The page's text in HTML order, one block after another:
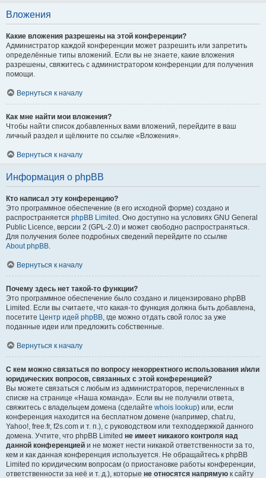
Вложения
Какие вложения разрешены на этой конференции?
Администратор каждой конференции может разрешить или запретить
определённые типы вложений. Если вы не знаете, какие вложения
разрешены, свяжитесь с администратором конференции для получения
помощи.
Вернуться к началу
Как мне найти мои вложения?
Чтобы найти список добавленных вами вложений, перейдите в ваш
личный раздел и щёлкните по ссылке «Вложения».
Вернуться к началу
Информация о phpBB
Кто написал эту конференцию?
Это программное обеспечение (в его исходной форме) создано и
распространяется phpBB Limited . Оно доступно на условиях GNU General
Public Licence, версии 2 (GPL-2.0) и может свободно распространяться.
Для получения более подробных сведений перейдите по ссылке
About phpBB.
Вернуться к началу
Почему здесь нет такой-то функции?
Это программное обеспечение было создано и лицензировано phpBB
Limited. Если вы считаете, что какая-то функция должна быть добавлена,
посетите Центр идей phpBB, где можно отдать свой голос за уже
поданные идеи или предложить собственные.
Вернуться к началу
С кем можно связаться по вопросу некорректного использования и/или
юридических вопросов, связанных с этой конференцией?
Вы можете связаться с любым из администраторов, перечисленных в
списке на странице «Наша команда». Если вы не получили ответа,
свяжитесь с владельцем домена (сделайте whois lookup) или, если
конференция находится на бесплатном домене (например, chat.ru,
Yahoo!, free.fr, f2s.com и т. п.), с руководством или техподдержкой данного
домена. Учтите, что phpBB Limited не имеет никакого контроля над
данной конференцией и не может нести никакой ответственности за то,
кем и как данная конференция используется. Не обращайтесь к phpBB
Limited по юридическим вопросам (о приостановке работы конференции,
ответственности за неё и т. д.), которые не относятся напрямую к сайту